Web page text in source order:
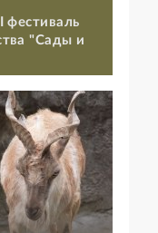
фестиваль
"Сады и